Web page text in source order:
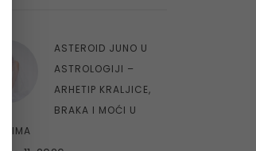
ASTEROID JUNO U
ASTROLOGIJI –
ARHETIP KRALJICE,
BRAKA I MOĆI U